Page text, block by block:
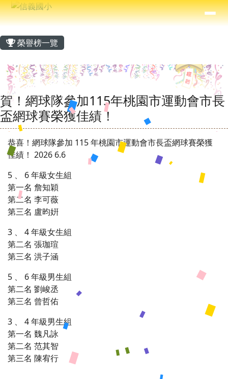
跳至主內容區
信義國小
⏸
導覽列
主內容區域
榮譽榜一覽
賀！網球隊參加115年桃園市運動會市長
盃網球賽榮獲佳績！
恭喜！網球隊參加 115 年桃園市運動會市長盃網球賽榮獲
佳績！ 2026 6.6
5 、 6 年級女生組
第一名 詹知穎
第二名 李可薇
第三名 盧昀姸
3 、 4 年級女生組
第二名 張珈瑄
第三名 洪子涵
5 、 6 年級男生組
第二名 劉峻丞
第三名 曾哲佑
3 、 4 年級男生組
第一名 魏凡詠
第二名 范其智
第三名 陳宥行
頁尾區域